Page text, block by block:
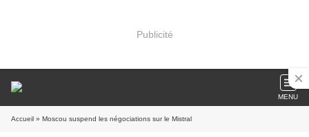
Publicité
MENU
Accueil » Moscou suspend les négociations sur le Mistral